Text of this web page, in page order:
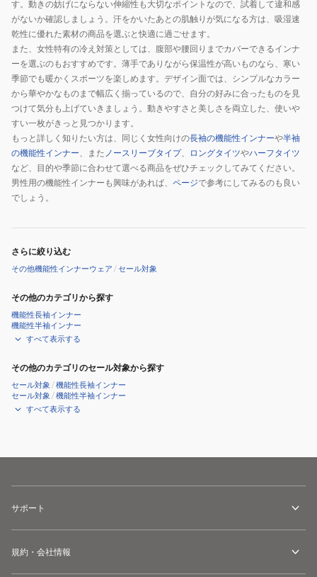
す。動きの妨げにならない伸縮性も大切なポイントなので、試着して違和感
がないか確認しましょう。汗をかいたあとの肌触りが気になる方は、吸湿速
乾性に優れた素材の商品を選ぶと快適に過ごせます。
また、女性特有の冷え対策としては、腹部や腰回りまでカバーできるインナ
ーを選ぶのもおすすめです。薄手でありながら保温性が高いものなら、寒い
季節でも暖かくスポーツを楽しめます。デザイン面では、シンプルなカラー
から華やかなものまで幅広く揃っているので、自分の好みに合ったものを見
つけて気分も上げていきましょう。動きやすさと美しさを両立した、使いや
すい一枚がきっと見つかります。
もっと詳しく知りたい方は、同じく女性向けの長袖の機能性インナーや半袖
の機能性インナー、また ノースリーブタイプ、 ロングタイツやハーフタイツ
など、目的や季節に合わせて選べる商品をぜひチェックしてみてください。
男性用の機能性インナーも興味があれば、 ページで参考にしてみるのも良い
でしょう。
さらに絞り込む
その他機能性インナーウェア /セール対象
その他のカテゴリから探す
機能性長袖インナー
機能性半袖インナー
すべて表示する
その他のカテゴリのセール対象から探す
セール対象 /機能性長袖インナー
セール対象 /機能性半袖インナー
すべて表示する
サポート
規約・会社情報